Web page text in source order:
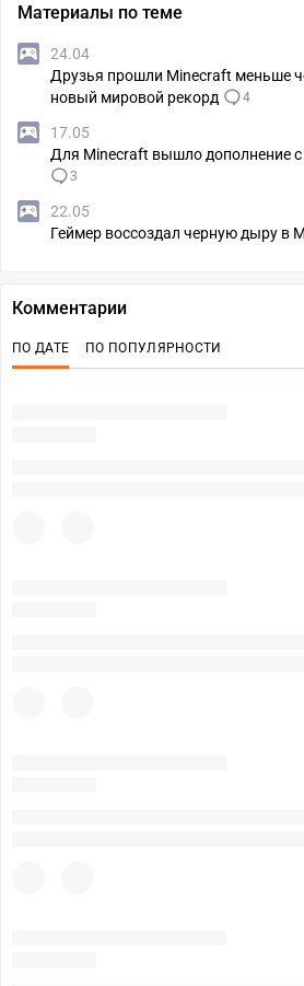
Материалы по теме
24.04
Друзья прошли Minecraft меньше
новый мировой рекорд
4
17.05
Для Minecraft вышло дополнение с
3
22.05
Геймер воссоздал черную дыру в
Комментарии
ПО ДАТЕ ПО ПОПУЛЯРНОСТИ